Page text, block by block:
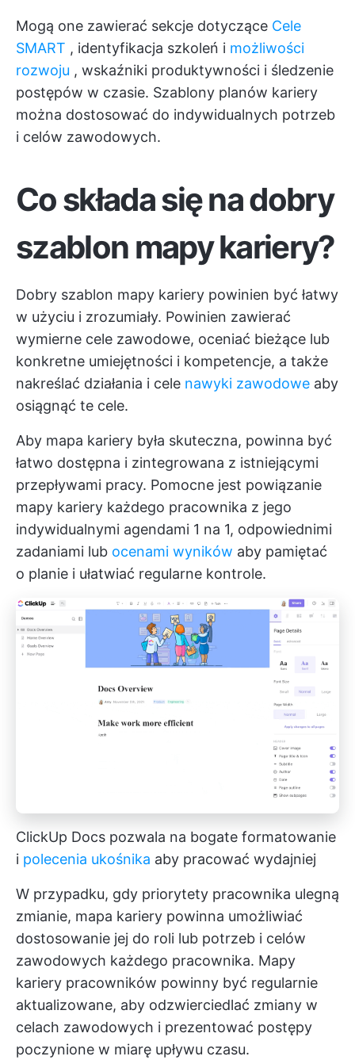
Mogą one zawierać sekcje dotyczące Cele
SMART , identyfikacja szkoleń i możliwości
rozwoju , wskaźniki produktywności i śledzenie
postępów w czasie. Szablony planów kariery
można dostosować do indywidualnych potrzeb
i celów zawodowych.
Co składa się na dobry
szablon mapy kariery?
Dobry szablon mapy kariery powinien być łatwy
w użyciu i zrozumiały. Powinien zawierać
wymierne cele zawodowe, oceniać bieżące lub
konkretne umiejętności i kompetencje, a także
nakreślać działania i cele nawyki zawodowe aby
osiągnąć te cele.
Aby mapa kariery była skuteczna, powinna być
łatwo dostępna i zintegrowana z istniejącymi
przepływami pracy. Pomocne jest powiązanie
mapy kariery każdego pracownika z jego
indywidualnymi agendami 1 na 1, odpowiednimi
zadaniami lub ocenami wyników aby pamiętać
o planie i ułatwiać regularne kontrole.
ClickUp Docs pozwala na bogate formatowanie
i polecenia ukośnika aby pracować wydajniej
W przypadku, gdy priorytety pracownika ulegną
zmianie, mapa kariery powinna umożliwiać
dostosowanie jej do roli lub potrzeb i celów
zawodowych każdego pracownika. Mapy
kariery pracowników powinny być regularnie
aktualizowane, aby odzwierciedlać zmiany w
celach zawodowych i prezentować postępy
poczynione w miarę upływu czasu.